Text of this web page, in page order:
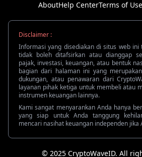
AboutHelp CenterTerms of Use
Disclaimer :
Informasi yang disediakan di situs web ini
tidak boleh ditafsirkan atau dianggap
pajak, investasi, keuangan, atau bentuk
bagian dari halaman ini yang
dukungan, atau penawaran dari
layanan pihak ketiga untuk membeli atau
instrumen keuangan lainnya.
Kami sangat menyarankan Anda hanya
yang siap untuk Anda tanggung
mencari nasihat keuangan independen jika
© 2025 CryptoWaveID. All